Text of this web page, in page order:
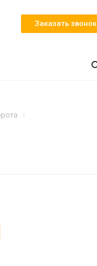
Заказать звонок